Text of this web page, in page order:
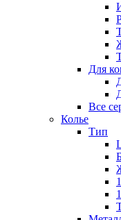
Для
Все
Колье
Тип